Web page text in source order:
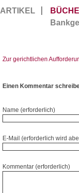
ARTIKEL
Zur gerichtlichen
Einen Kommentar
Name (erforderlich)
E-Mail (erforderlich wird
Kommentar (erforderlich)